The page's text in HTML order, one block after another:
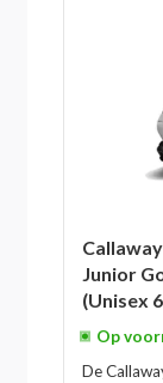
Junior
(Unisex
Op
De